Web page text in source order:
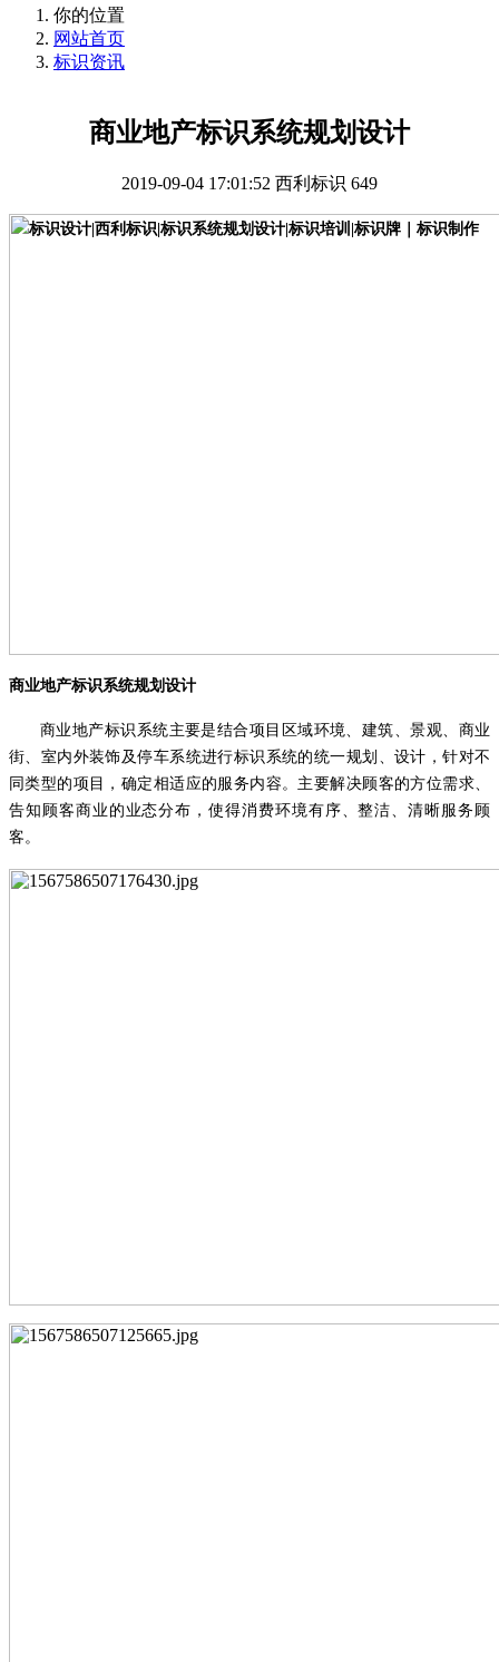
你的位置
网站首页
标识资讯
商业地产标识系统规划设计
2019-09-04 17:01:52 西利标识 649
商业地产标识系统规划设计
商业地产标识系统主要是结合项目区域环境、建筑、景观、商业
街、室内外装饰及停车系统进行标识系统的统一规划、设计，针对不
同类型的项目，确定相适应的服务内容。主要解决顾客的方位需求、
告知顾客商业的业态分布，使得消费环境有序、整洁、清晰服务顾
客。